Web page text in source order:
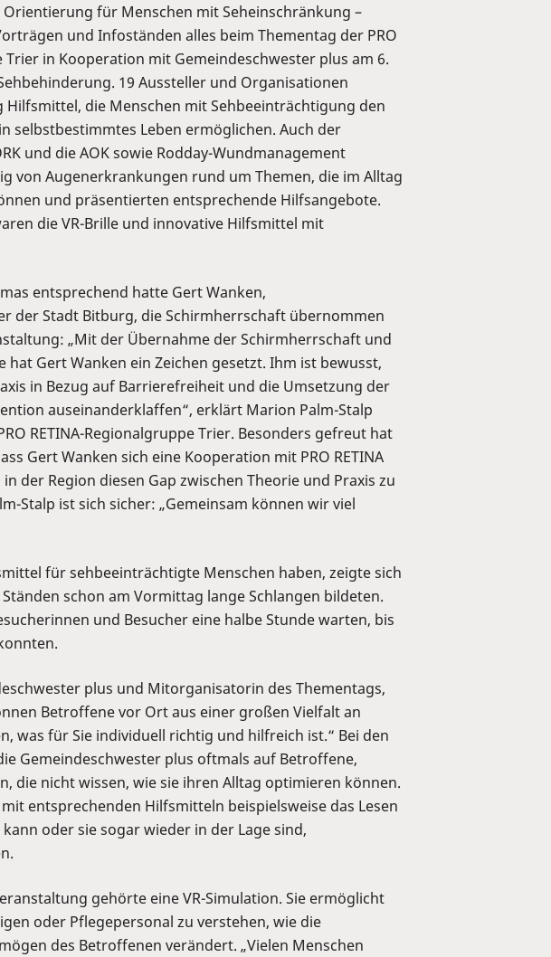
für Menschen mit Seheinschränkung –
und Infoständen alles beim Thementag der PRO
Trier in Kooperation mit Gemeindeschwester plus am 6.
19 Aussteller und Organisationen
die Menschen mit Sehbeeinträchtigung den
selbstbestimmtes Leben ermöglichen. Auch der
und die AOK sowie Rodday-Wundmanagement
von Augenerkrankungen rund um Themen, die im Alltag
und präsentierten entsprechende Hilfsangebote.
die VR-Brille und innovative Hilfsmittel mit
entsprechend hatte Gert Wanken,
der Stadt Bitburg, die Schirmherrschaft übernommen
„Mit der Übernahme der Schirmherrschaft und
hat Gert Wanken ein Zeichen gesetzt. Ihm ist bewusst,
in Bezug auf Barrierefreiheit und die Umsetzung der
auseinanderklaffen“, erklärt Marion Palm-Stalp
RETINA-Regionalgruppe Trier. Besonders gefreut hat
Gert Wanken sich eine Kooperation mit PRO RETINA
der Region diesen Gap zwischen Theorie und Praxis zu
Stalp ist sich sicher: „Gemeinsam können wir viel
für sehbeeinträchtigte Menschen haben, zeigte sich
schon am Vormittag lange Schlangen bildeten.
und Besucher eine halbe Stunde warten, bis
plus und Mitorganisatorin des Thementags,
Betroffene vor Ort aus einer großen Vielfalt an
was für Sie individuell richtig und hilfreich ist.“ Bei den
Gemeindeschwester plus oftmals auf Betroffene,
die nicht wissen, wie sie ihren Alltag optimieren können.
entsprechenden Hilfsmitteln beispielsweise das Lesen
oder sie sogar wieder in der Lage sind,
gehörte eine VR-Simulation. Sie ermöglicht
oder Pflegepersonal zu verstehen, wie die
des Betroffenen verändert. „Vielen Menschen